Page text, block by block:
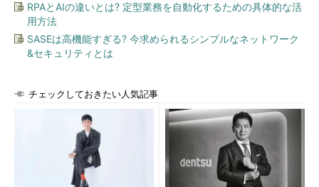
RPAとAIの違いとは? 定型業務を自動化するための具体的な活
用方法
SASEは高機能すぎる? 今求められるシンプルなネットワーク
&セキュリティとは
チェックしておきたい人気記事